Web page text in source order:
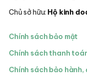
Chủ sở hữu: Hộ kinh
Chính sách bảo mật
Chính sách thanh
Chính sách bảo